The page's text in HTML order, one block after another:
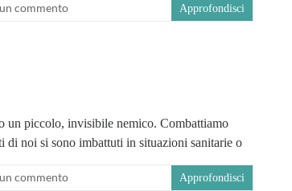
commento Approfondisci
un piccolo, invisibile nemico. Combattiamo
di noi si sono imbattuti in situazioni sanitarie o
commento Approfondisci